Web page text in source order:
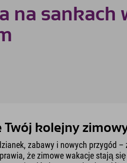
na sankach
Twój kolejny
zabawy i nowych przygód –
że zimowe wakacje stają